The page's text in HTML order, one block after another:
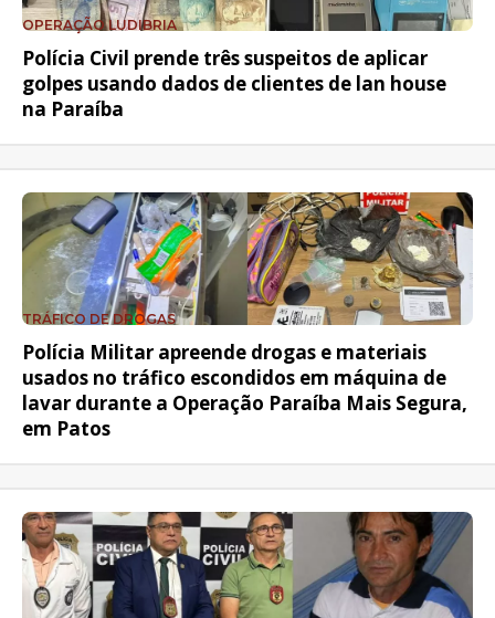
OPERAÇÃO LUDIBRIA
Polícia Civil prende três suspeitos de aplicar
golpes usando dados de clientes de lan house
na Paraíba
TRÁFICO DE DROGAS
Polícia Militar apreende drogas e materiais
usados no tráfico escondidos em máquina de
lavar durante a Operação Paraíba Mais Segura,
em Patos